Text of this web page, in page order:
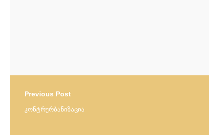
Previous Post
კონტრურბანიზაცია